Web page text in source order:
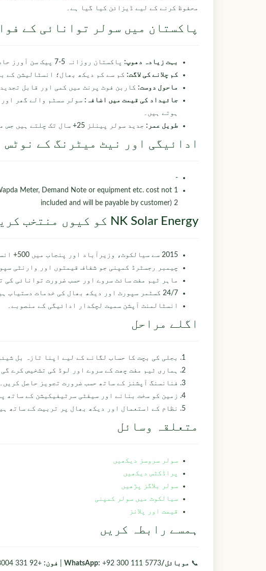
محفوظ کرنے کے لیے ڈیزائن کیا گیا ہے۔
پاکستان میں سولر توانائی کے
بہت زیادہ دھوپ: پاکستان روزانہ 5-7 پیک سن آورز حاصل کرتا ہے، جو سولر کو بہترین بناتا ہے۔
کم چلانے کی لاگت: کم سے کم دیکھ بھال؛ انسٹالیشن کے
ماحول دوست: کاربن فوٹ پرنٹ میں کمی اور قابل
جائیداد کی قیمت میں اضافہ: سولر سسٹم والے گھر
ہوتے ہیں۔
طویل عمر: جدید سولر پینلز 25+ سال تک چلتے ہیں جس میں صرف 0.5% سالانہ کمی ہو۔
ادائیگی اور نیٹ میٹرنگ کے نوٹس
-
Meter, Demand Note or equipment etc. cost not
included and will be payable by customer) 2
NK Solar Energy کو کیوں منتخب کریں؟
2015 سے سیالکوٹ، وزیرآباد اور پنجاب میں 500+ انسٹالیشنز کے ساتھ خدمت۔
چیمبر رجسٹرڈ کمپنی جو شفاف قیمتوں اور وارنٹی
ماہر ٹیم مفت سائٹ سروے اور حسب ضرورت توانائی کی
24/7 کسٹمر سپورٹ اور دیکھ بھال کی خدمات دستیاب ہیں۔
انسٹالمنٹ آپشن سمیت لچکدار ادائیگی کے منصوبے۔
اگلے مراحل
بجلی کی بچت کا حساب لگانے کے لیے اپنا تازہ بل
ہماری ٹیم مفت چھت کے سروے اور لوڈ کی تشخیص کرے
فنانسنگ آپشنز کے ساتھ حسب ضرورت تجویز حاصل کریں۔
زمین کو سخت بنانے اور سیفٹی سرٹیفیکیشن کے ساتھ
نظام کے استعمال اور دیکھ بھال پر تربیت کے ساتھ
متعلقہ وسائل
سولر سروسز دیکھیں
پراڈکٹس دیکھیں
سولر بلاگز پڑھیں
سیالکوٹ میں سولر کمپنی
قیمت اور پلانز
ہمسے رابطہ کریں
📞 موبائل/WhatsApp:+92 300 111 5773 | فون: +92 331 8888004 | 📧